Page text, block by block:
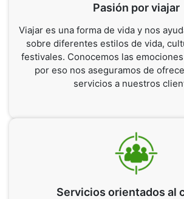
Pasión por viajar
Viajar es una forma de vida y nos
sobre diferentes estilos de vida,
festivales. Conocemos las
por eso nos aseguramos de
servicios a nuestros
Servicios orientados al